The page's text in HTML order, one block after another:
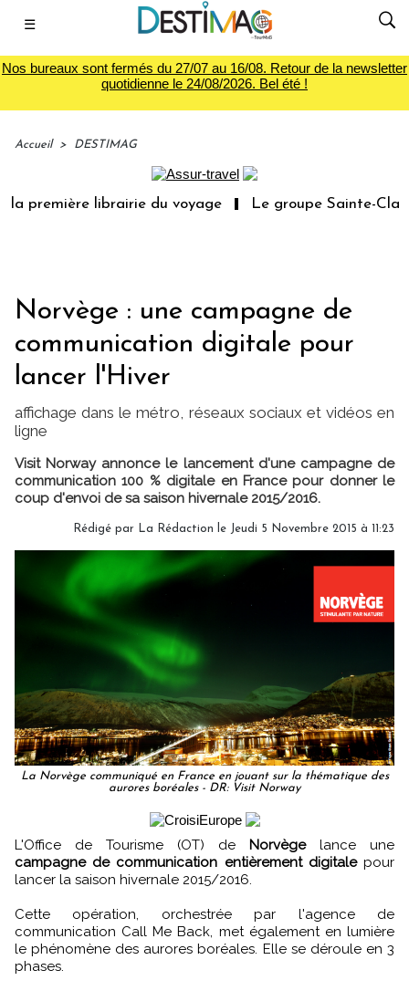
☰
Nos bureaux sont fermés du 27/07 au 16/08. Retour de la newsletter
quotidienne le 24/08/2026. Bel été !
Accueil > DESTIMAG
première librairie du voyage Le groupe Sainte-Claire
Norvège : une campagne de
communication digitale pour
lancer l'Hiver
affichage dans le métro, réseaux sociaux et vidéos en
ligne
Visit Norway annonce le lancement d'une campagne de
communication 100 % digitale en France pour donner le
coup d'envoi de sa saison hivernale 2015/2016.
Rédigé par La Rédaction le Jeudi 5 Novembre 2015 à 11:23
La Norvège communiqué en France en jouant sur la thématique des
aurores boréales - DR: Visit Norway
L'Office de Tourisme (OT) de Norvègelance une
campagne de communication entièrement digitalepour
lancer la saison hivernale 2015/2016.
Cette opération, orchestrée par l'agence de
communication Call Me Back, met également en lumière
le phénomène des aurores boréales. Elle se déroule en 3
phases.